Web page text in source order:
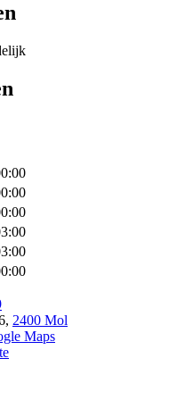
, 2400 Mol
Maps